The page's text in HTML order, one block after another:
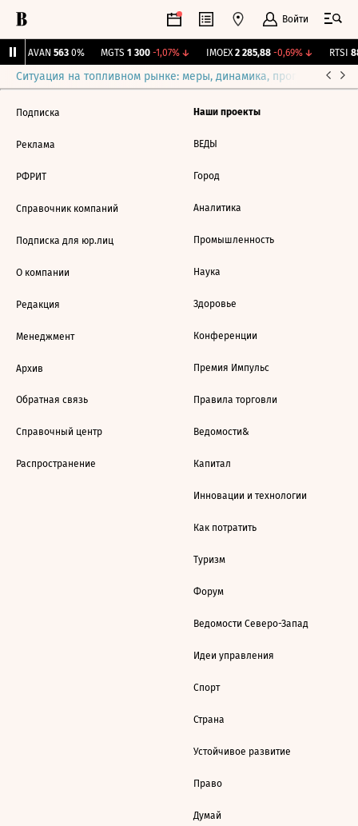
Войти
AVAN 563 0% MGTS 1 300 -1,07%↓ IMOEX 2 285,88 -0,69%↓ RTSI
Ситуация на топливном рынке: меры, динамика, прогнозы
Подписка
Реклама
РФРИТ
Справочник компаний
Подписка для юр.лиц
О компании
Редакция
Менеджмент
Архив
Обратная связь
Справочный центр
Распространение
Наши проекты
ВЕДЫ
Город
Аналитика
Промышленность
Наука
Здоровье
Конференции
Премия Импульс
Правила торговли
Ведомости&
Капитал
Инновации и технологии
Как потратить
Туризм
Форум
Ведомости Северо-Запад
Идеи управления
Спорт
Страна
Устойчивое развитие
Право
Думай